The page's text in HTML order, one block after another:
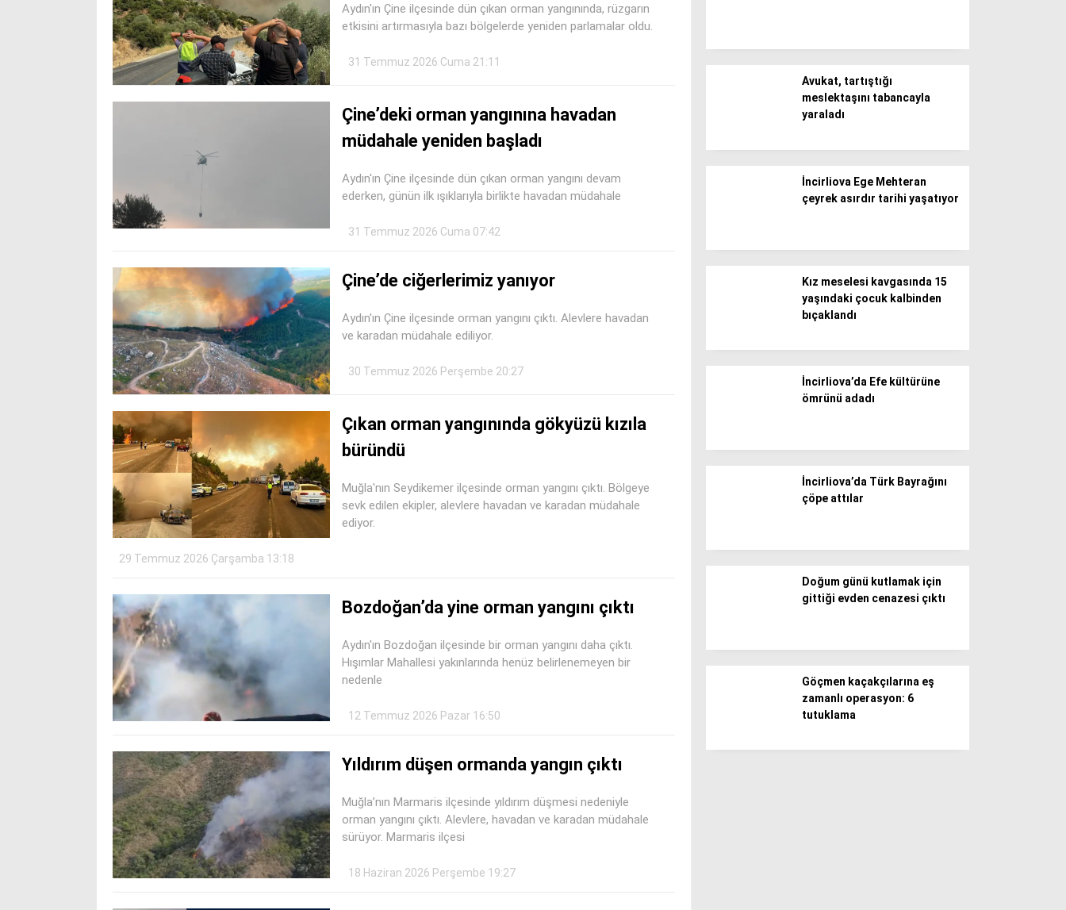
WhatsApp İhbar Hattı
Aydın'ın Çine ilçesinde dün çıkan orman yangınında, rüzgarın
etkisini artırmasıyla bazı bölgelerde yeniden parlamalar oldu.
31 Temmuz 2026 Cuma 21:11
Çine’deki orman yangınına havadan
müdahale yeniden başladı
Aydın'ın Çine ilçesinde dün çıkan orman yangını devam
ederken, günün ilk ışıklarıyla birlikte havadan müdahale
31 Temmuz 2026 Cuma 07:42
Çine’de ciğerlerimiz yanıyor
Aydın'ın Çine ilçesinde orman yangını çıktı. Alevlere havadan
ve karadan müdahale ediliyor.
30 Temmuz 2026 Perşembe 20:27
Çıkan orman yangınında gökyüzü kızıla
büründü
Muğla'nın Seydikemer ilçesinde orman yangını çıktı. Bölgeye
sevk edilen ekipler, alevlere havadan ve karadan müdahale
ediyor.
29 Temmuz 2026 Çarşamba 13:18
Bozdoğan’da yine orman yangını çıktı
Aydın'ın Bozdoğan ilçesinde bir orman yangını daha çıktı.
Hışımlar Mahallesi yakınlarında henüz belirlenemeyen bir
nedenle
12 Temmuz 2026 Pazar 16:50
Yıldırım düşen ormanda yangın çıktı
Muğla’nın Marmaris ilçesinde yıldırım düşmesi nedeniyle
orman yangını çıktı. Alevlere, havadan ve karadan müdahale
sürüyor. Marmaris ilçesi
18 Haziran 2026 Perşembe 19:27
Avukat, tartıştığı
meslektaşını tabancayla
yaraladı
İncirliova Ege Mehteran
çeyrek asırdır tarihi yaşatıyor
Kız meselesi kavgasında 15
yaşındaki çocuk kalbinden
bıçaklandı
İncirliova’da Efe kültürüne
ömrünü adadı
İncirliova’da Türk Bayrağını
çöpe attılar
Doğum günü kutlamak için
gittiği evden cenazesi çıktı
Göçmen kaçakçılarına eş
zamanlı operasyon: 6
tutuklama